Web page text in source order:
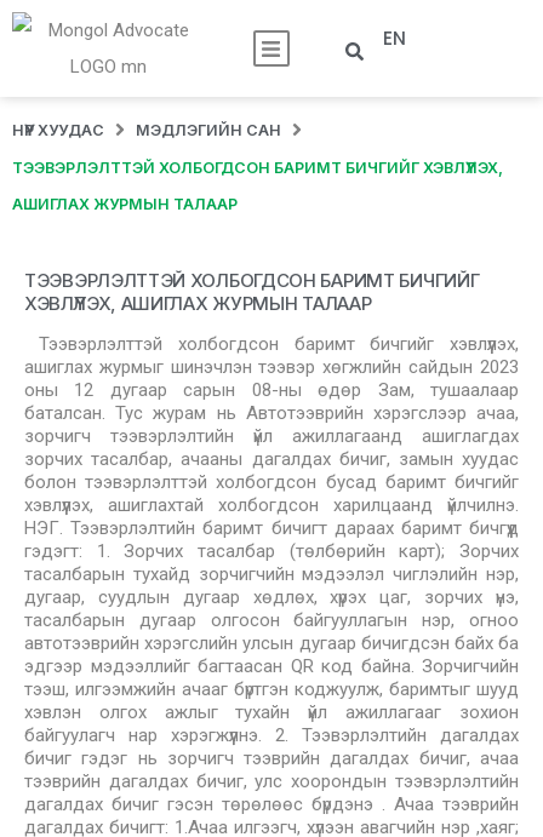
EN
НҮҮР ХУУДАС МЭДЛЭГИЙН САН
ТЭЭВЭРЛЭЛТТЭЙ ХОЛБОГДСОН БАРИМТ БИЧГИЙГ ХЭВЛҮҮЛЭХ,
АШИГЛАХ ЖУРМЫН ТАЛААР
ТЭЭВЭРЛЭЛТТЭЙ ХОЛБОГДСОН БАРИМТ БИЧГИЙГ
ХЭВЛҮҮЛЭХ, АШИГЛАХ ЖУРМЫН ТАЛААР
Тээвэрлэлттэй холбогдсон баримт бичгийг хэвлүүлэх,
ашиглах журмыг шинэчлэн тээвэр хөгжлийн сайдын 2023
оны 12 дугаар сарын 08-ны өдөр Зам, тушаалаар
баталсан. Тус журам нь Автотээврийн хэрэгслээр ачаа,
зорчигч тээвэрлэлтийн үйл ажиллагаанд ашиглагдах
зорчих тасалбар, ачааны дагалдах бичиг, замын хуудас
болон тээвэрлэлттэй холбогдсон бусад баримт бичгийг
хэвлүүлэх, ашиглахтай холбогдсон харилцаанд үйлчилнэ.
НЭГ. Тээвэрлэлтийн баримт бичигт дараах баримт бичгүүд
гэдэгт: 1. Зорчих тасалбар (төлбөрийн карт); Зорчих
тасалбарын тухайд зорчигчийн мэдээлэл чиглэлийн нэр,
дугаар, суудлын дугаар хөдлөх, хүрэх цаг, зорчих үнэ,
тасалбарын дугаар олгосон байгууллагын нэр, огноо
автотээврийн хэрэгслийн улсын дугаар бичигдсэн байх ба
эдгээр мэдээллийг багтаасан QR код байна. Зорчигчийн
тээш, илгээмжийн ачааг бүртгэн коджуулж, баримтыг шууд
хэвлэн олгох ажлыг тухайн үйл ажиллагааг зохион
байгуулагч нар хэрэгжүүлнэ. 2. Тээвэрлэлтийн дагалдах
бичиг гэдэг нь зорчигч тээврийн дагалдах бичиг, ачаа
тээврийн дагалдах бичиг, улс хоорондын тээвэрлэлтийн
дагалдах бичиг гэсэн төрөлөөс бүрдэнэ . Ачаа тээврийн
дагалдах бичигт: 1.Ачаа илгээгч, хүлээн авагчийн нэр ,хаяг;